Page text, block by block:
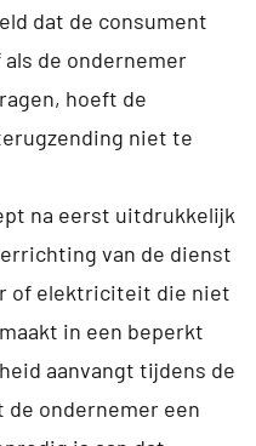
dat de consument
de ondernemer
hoeft de
niet te
na eerst uitdrukkelijk
van de dienst
of elektriciteit die niet
in een beperkt
aanvangt tijdens de
ondernemer een